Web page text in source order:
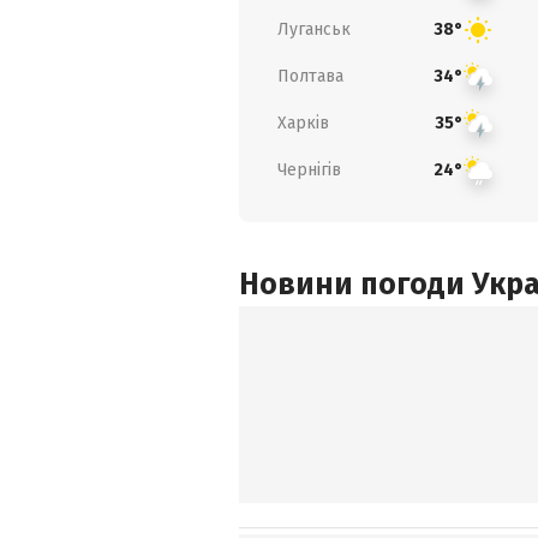
Луганськ 38°
Полтава 34°
Харків 35°
Чернігів 24°
Новини погоди